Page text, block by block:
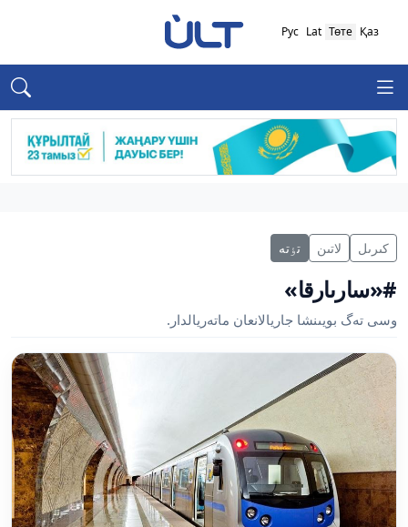
Қаз
Төте
Lat
Рус
كىرىل لاتىن تٶتە
#«سارىارقا»
وسى تەگ بويىنشا جاريالانعان ماتەريالدار.